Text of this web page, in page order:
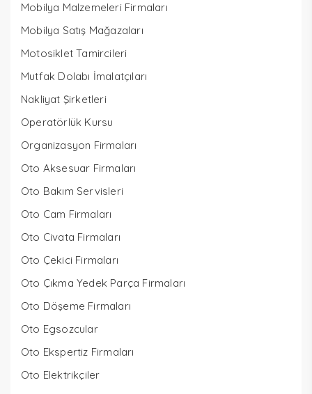
Mobilya Malzemeleri Firmaları
Mobilya Satış Mağazaları
Motosiklet Tamircileri
Mutfak Dolabı İmalatçıları
Nakliyat Şirketleri
Operatörlük Kursu
Organizasyon Firmaları
Oto Aksesuar Firmaları
Oto Bakım Servisleri
Oto Cam Firmaları
Oto Civata Firmaları
Oto Çekici Firmaları
Oto Çıkma Yedek Parça Firmaları
Oto Döşeme Firmaları
Oto Egsozcular
Oto Ekspertiz Firmaları
Oto Elektrikçiler